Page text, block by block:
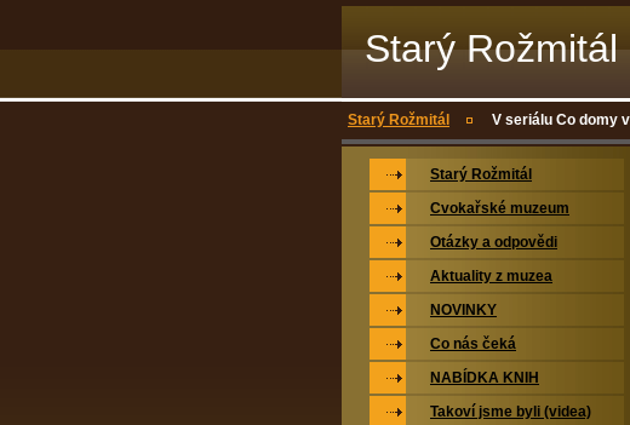
Starý Rožmitál
Starý Rožmitál V seriálu Co domy
Starý Rožmitál
Cvokařské muzeum
Otázky a odpovědi
Aktuality z muzea
NOVINKY
Co nás čeká
NABÍDKA KNIH
Takoví jsme byli (videa)